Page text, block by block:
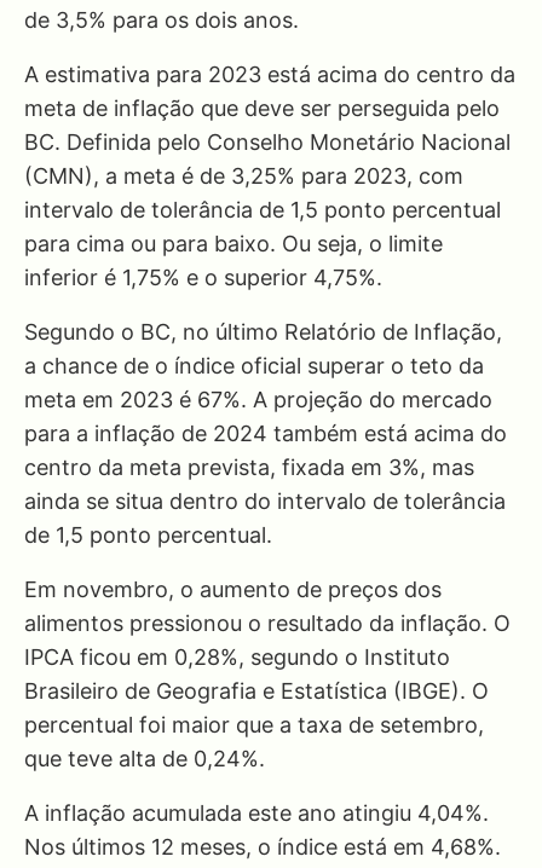
de 3,5% para os dois anos.
A estimativa para 2023 está acima do centro da
meta de inflação que deve ser perseguida pelo
BC. Definida pelo Conselho Monetário Nacional
(CMN), a meta é de 3,25% para 2023, com
intervalo de tolerância de 1,5 ponto percentual
para cima ou para baixo. Ou seja, o limite
inferior é 1,75% e o superior 4,75%.
Segundo o BC, no último Relatório de Inflação,
a chance de o índice oficial superar o teto da
meta em 2023 é 67%. A projeção do mercado
para a inflação de 2024 também está acima do
centro da meta prevista, fixada em 3%, mas
ainda se situa dentro do intervalo de tolerância
de 1,5 ponto percentual.
Em novembro, o aumento de preços dos
alimentos pressionou o resultado da inflação. O
IPCA ficou em 0,28%, segundo o Instituto
Brasileiro de Geografia e Estatística (IBGE). O
percentual foi maior que a taxa de setembro,
que teve alta de 0,24%.
A inflação acumulada este ano atingiu 4,04%.
Nos últimos 12 meses, o índice está em 4,68%.